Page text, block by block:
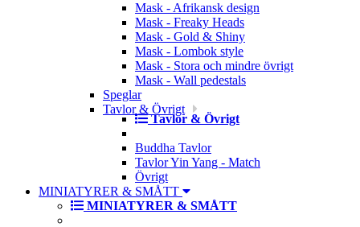
Mask - Afrikansk design
Mask - Freaky Heads
Mask - Gold & Shiny
Mask - Lombok style
Mask - Stora och mindre övrigt
Mask - Wall pedestals
Speglar
Tavlor & Övrigt
Tavlor & Övrigt
Buddha Tavlor
Tavlor Yin Yang - Match
Övrigt
MINIATYRER & SMÅTT
MINIATYRER & SMÅTT